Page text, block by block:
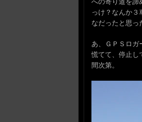
っけ？なんか
なだったと思っ
あ、ＧＰＳロガ
慌てて、停止し
間次第。